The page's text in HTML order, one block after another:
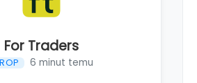
For Traders
6 minut temu